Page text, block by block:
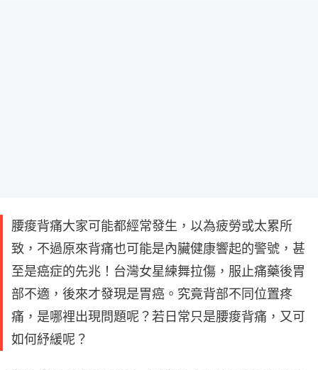
腰痠背痛大家可能都經常發生，以為疲勞或太累所
致，不過原來背痛也可能是內臟健康響起的警號，甚
至是癌症的先兆！台灣女星練舞拉傷，服止痛藥後胃
部不適，後來才發現是胃癌。究竟背部不同位置疼
痛，是哪裡出現問題呢？若日常只是腰痠背痛，又可
如何紓緩呢？